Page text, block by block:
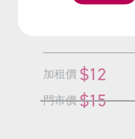
加租價 $12
門市價 $15